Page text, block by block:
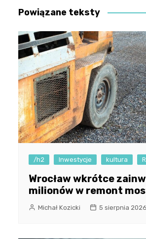
Powiązane teksty
/h2 Inwestycje kultura
Wrocław wkrótce
milionów w remont
Michał Kozicki 5 sierpnia 2026